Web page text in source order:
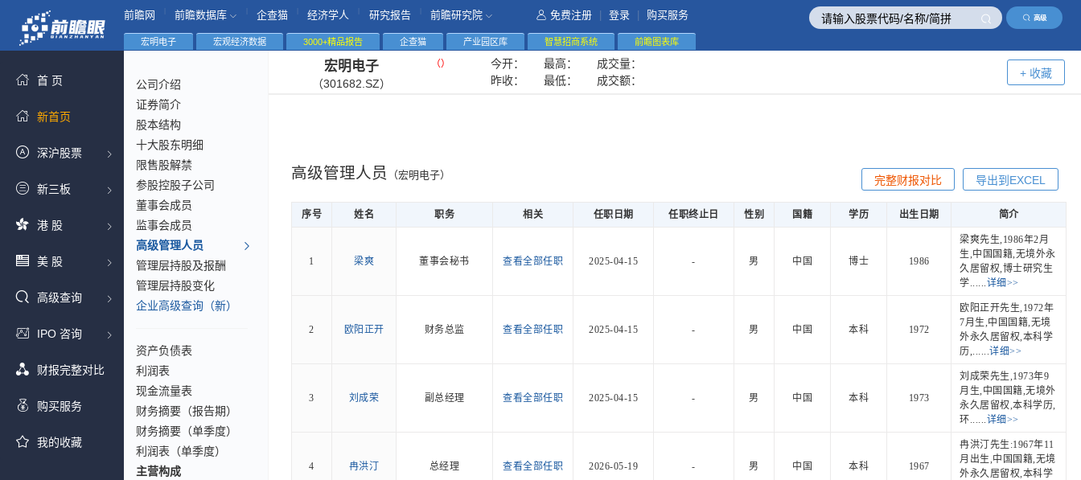
高级
前瞻网 前瞻数据库 企查猫 经济学人 研究报告 前瞻研究院 免费注册 登录 购买服务
首 页
新首页
深沪股票
新三板
港 股
美 股
高级查询
IPO 咨询
财报完整对比
购买服务
我的收藏
宏明电子 宏观经济数据 3000+精品报告 企查猫 产业园区库 智慧招商系统 前瞻图表库
公司介绍
证券简介
股本结构
十大股东明细
限售股解禁
参股控股子公司
董事会成员
监事会成员
高级管理人员
管理层持股及报酬
管理层持股变化
企业高级查询（新）
资产负债表
利润表
现金流量表
财务摘要（报告期）
财务摘要（单季度）
利润表（单季度）
主营构成
宏明电子
（301682.SZ）
（） 今开： 最高：
成交量：
昨收：
最低： 成交额：
+ 收藏
高级管理人员 （宏明电子） 导出到EXCEL
完整财报对比
序号 姓名 职务 相关 任职日期 任职终止日 性别 国籍 学历 出生日期 简介
1 梁爽 董事会秘书 查看全部任职 2025-04-15 - 男 中国 博士 1986
梁爽先生,1986年2月
生,中国国籍,无境外永
久居留权,博士研究生
学......详细>>
2 欧阳正开 财务总监 查看全部任职 2025-04-15 - 男 中国 本科 1972
欧阳正开先生,1972年
7月生,中国国籍,无境
外永久居留权,本科学
历,......详细>>
3 刘成荣 副总经理 查看全部任职 2025-04-15 - 男 中国 本科 1973
刘成荣先生,1973年9
月生,中国国籍,无境外
永久居留权,本科学历,
环......详细>>
4 冉洪汀 总经理 查看全部任职 2026-05-19 - 男 中国 本科 1967
冉洪汀先生:1967年11
月出生,中国国籍,无境
外永久居留权,本科学